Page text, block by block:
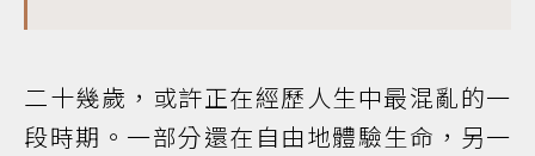
二十幾歲，或許正在經歷人生中最混亂的一
段時期。一部分還在自由地體驗生命，另一